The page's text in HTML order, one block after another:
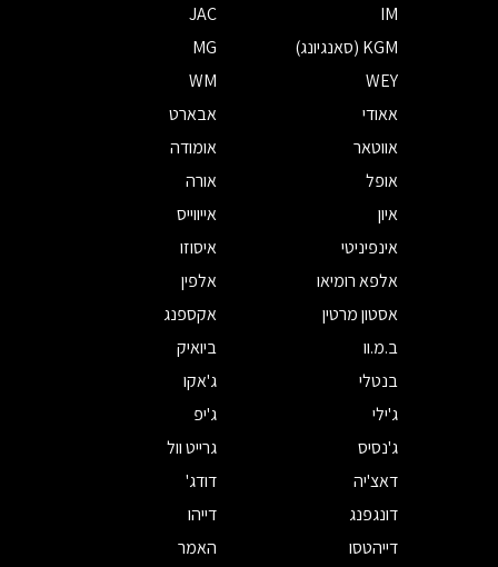
IM
JAC
KGM (סאנגיונג)
MG
WEY
WM
אאודי
אבארט
אווטאר
אומודה
אופל
אורה
איון
אייווייס
אינפיניטי
איסוזו
אלפא רומיאו
אלפין
אסטון מרטין
אקספנג
ב.מ.וו
ביואיק
בנטלי
ג'אקו
ג'ילי
ג'יפ
ג'נסיס
גרייט וול
דאצ'יה
דודג'
דונגפנג
דייהו
דייהטסו
האמר